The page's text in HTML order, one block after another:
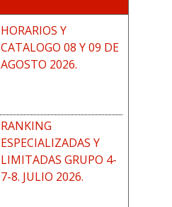
HORARIOS Y
CATALOGO 08 Y 09 DE
AGOSTO 2026.
RANKING
ESPECIALIZADAS Y
LIMITADAS GRUPO 4-
7-8. JULIO 2026.